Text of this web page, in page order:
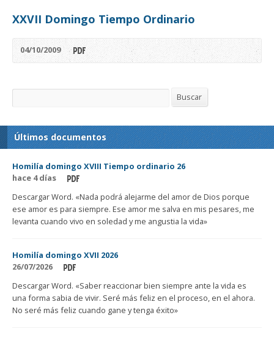
XXVII Domingo Tiempo Ordinario
04/10/2009
Buscar Buscar
Últimos documentos
Homilía domingo XVIII Tiempo ordinario 26
hace 4 días
Descargar Word. «Nada podrá alejarme del amor de Dios porque
ese amor es para siempre. Ese amor me salva en mis pesares, me
levanta cuando vivo en soledad y me angustia la vida»
Homilía domingo XVII 2026
26/07/2026
Descargar Word. «Saber reaccionar bien siempre ante la vida es
una forma sabia de vivir. Seré más feliz en el proceso, en el ahora.
No seré más feliz cuando gane y tenga éxito»